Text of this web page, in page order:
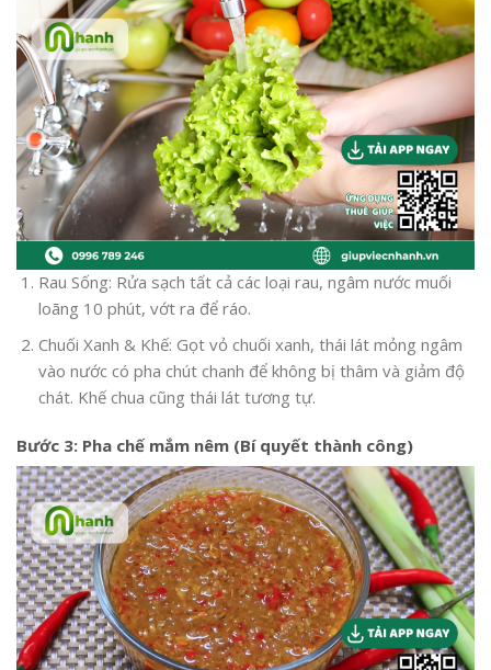
Rau Sống: Rửa sạch tất cả các loại rau, ngâm nước muối
loãng 10 phút, vớt ra để ráo.
Chuối Xanh & Khế: Gọt vỏ chuối xanh, thái lát mỏng ngâm
vào nước có pha chút chanh để không bị thâm và giảm độ
chát. Khế chua cũng thái lát tương tự.
Bước 3: Pha chế mắm nêm (Bí quyết thành công)